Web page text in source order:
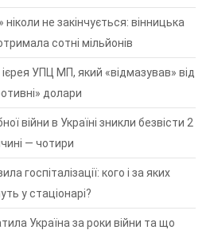
не закінчується: вінницька
сотні мільйонів
УПЦ МП, який «відмазував» від
долари
війни в Україні зникли безвісти 2
— чотири
госпіталізації: кого і за яких
у стаціонарі?
Україна за роки війни та що